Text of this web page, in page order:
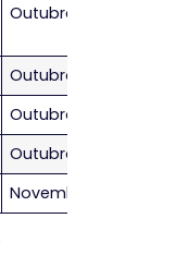
Outubro/2023
Outubro/2023
Outubro/2023
Outubro/2023
Novembro/2023